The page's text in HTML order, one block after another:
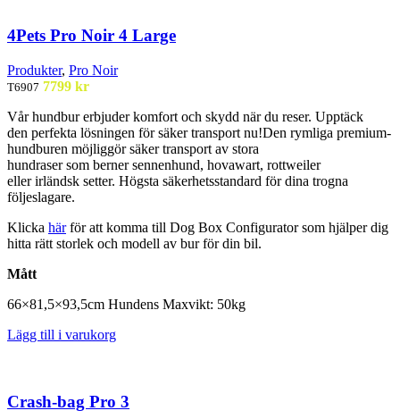
4Pets Pro Noir 4 Large
Produkter, Pro Noir
T6907 7799 kr
Vårhundburerbjuder komfort och skydd när du reser. Upptäck
den perfekta lösningen för säkertransport nu!Den rymliga premium-
hundburen möjliggör säkertransport av stora
hundrasersom berner sennenhund, hovawart, rottweiler
ellerirländsk setter. Högsta säkerhetsstandard för dina trogna
följeslagare.
Klicka härför att komma till Dog Box Configurator som hjälper dig
hitta rätt storlek och modell av bur för din bil.
Mått
66×81,5×93,5cm Hundens Maxvikt: 50kg
Lägg till i varukorg
Crash-bag Pro 3